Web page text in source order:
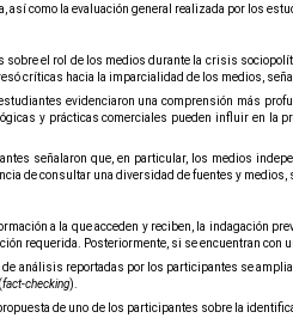
así como la evaluación general realizada por los
el rol de los medios durante la crisis
críticas hacia la imparcialidad de los medios,
evidenciaron una comprensión más
y prácticas comerciales pueden influir en
señalaron que, en particular, los medios
de consultar una diversidad de fuentes y medios,
a la que acceden y reciben, la indagación
requerida. Posteriormente, si se encuentran
análisis reportadas por los participantes se
fact-checking).
de uno de los participantes sobre la